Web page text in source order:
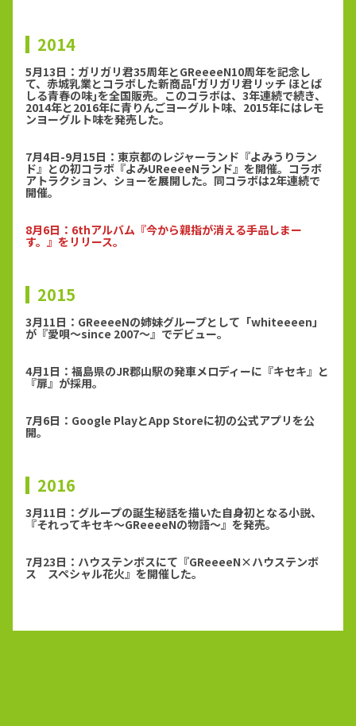
2014
5月13日：ガリガリ君35周年とGReeeeN10周年を記念し
て、赤城乳業とコラボした新商品｢ガリガリ君リッチ ほとば
しる青春の味｣を全国販売。このコラボは、3年連続で続き、
2014年と2016年に青りんごヨーグルト味、2015年にはレモ
ンヨーグルト味を発売した。
7月4日-9月15日：東京都のレジャーランド『よみうりラン
ド』との初コラボ『よみUReeeeNランド』を開催。コラボ
アトラクション、ショーを展開した。同コラボは2年連続で
開催。
8月6日：6thアルバム『今から親指が消える手品しまー
す。』をリリース。
2015
3月11日：GReeeeNの姉妹グループとして「whiteeeen」
が『愛唄〜since 2007〜』でデビュー。
4月1日：福島県のJR郡山駅の発車メロディーに『キセキ』と
『扉』が採用。
7月6日：Google PlayとApp Storeに初の公式アプリを公
開。
2016
3月11日：グループの誕生秘話を描いた自身初となる小説、
『それってキセキ〜GReeeeNの物語〜』を発売。
7月23日：ハウステンボスにて『GReeeeN×ハウステンボ
ス スペシャル花火』を開催した。